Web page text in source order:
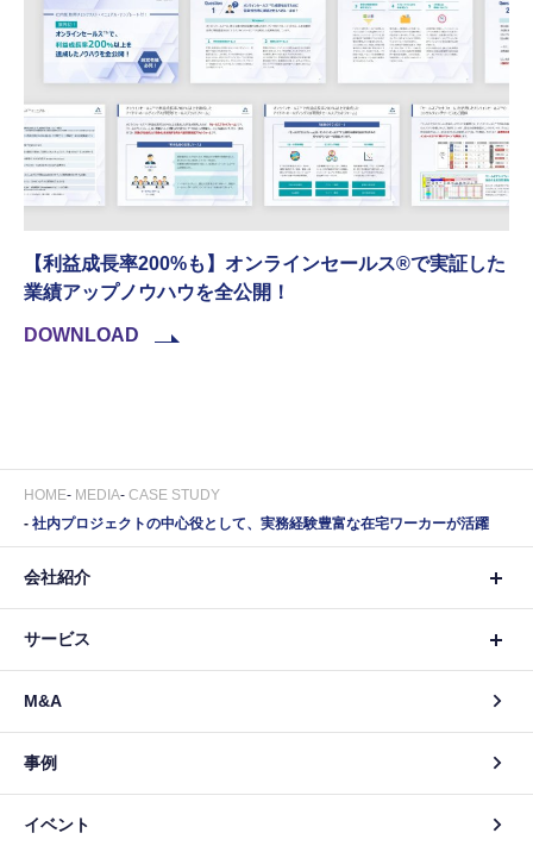
【利益成長率200%も】オンラインセールス®︎で実証した
業績アップノウハウを全公開！
DOWNLOAD
HOME MEDIA CASE STUDY
社内プロジェクトの中心役として、実務経験豊富な在宅ワーカーが活躍
会社紹介
サービス
M&A
事例
イベント